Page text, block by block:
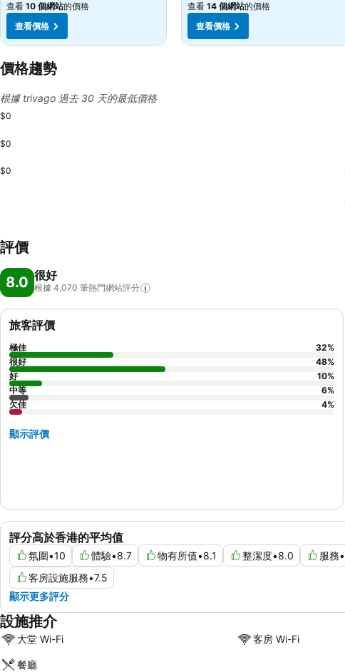
查看 10 個網站的價格
查看價格
查看 14 個網站的價格
查看價格
價格趨勢
根據 trivago 過去 30 天的最低價格
$0
$0
$0
評價
8.0 很好
根據 4,070 筆熱門網站評分
評分高於香港的平均值
氛圍•10 體驗•8.7 物有所值•8.1 整潔度•8.0 服務•
客房設施服務•7.5
顯示更多評分
旅客評價
極佳 32%
很好
48%
好
10%
中等
6%
欠佳
4%
顯示評價
設施推介
大堂 Wi-Fi 客房 Wi-Fi
餐廳